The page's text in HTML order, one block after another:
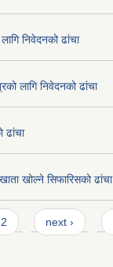
निवेदनको ढांचा
लागि निवेदनको ढांचा
ढांचा
खोल्ने सिफारिसको ढांचा
2 next ›